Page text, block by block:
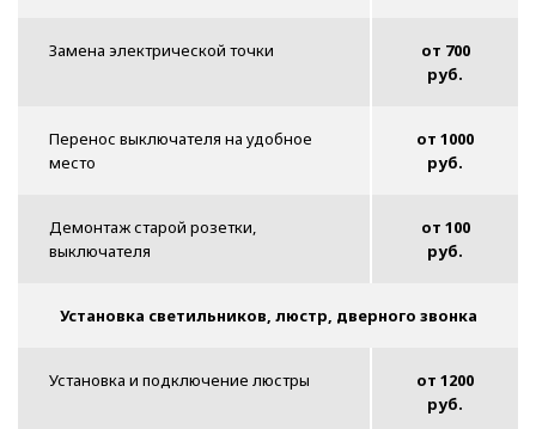
Замена электрической точки
от 700
руб.
Перенос выключателя на удобное
место
от 1000
руб.
Демонтаж старой розетки,
выключателя
от 100
руб.
Установка светильников, люстр, дверного звонка
Установка и подключение люстры
от 1200
руб.